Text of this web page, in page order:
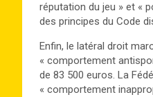
réputation du jeu » et «
des principes du Code
Enfin, le latéral droit
« comportement
de 83 500 euros. La
« comportement